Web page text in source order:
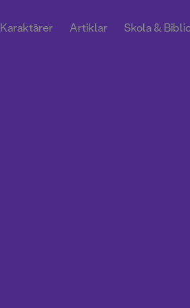
Karaktärer Artiklar Skola &